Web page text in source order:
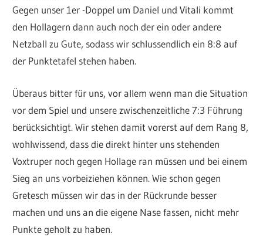
Gegen unser 1er -Doppel um Daniel und Vitali kommt
den Hollagern dann auch noch der ein oder andere
Netzball zu Gute, sodass wir schlussendlich ein 8:8 auf
der Punktetafel stehen haben.
Überaus bitter für uns, vor allem wenn man die Situation
vor dem Spiel und unsere zwischenzeitliche 7:3 Führung
berücksichtigt. Wir stehen damit vorerst auf dem Rang 8,
wohlwissend, dass die direkt hinter uns stehenden
Voxtruper noch gegen Hollage ran müssen und bei einem
Sieg an uns vorbeiziehen können. Wie schon gegen
Gretesch müssen wir das in der Rückrunde besser
machen und uns an die eigene Nase fassen, nicht mehr
Punkte geholt zu haben.